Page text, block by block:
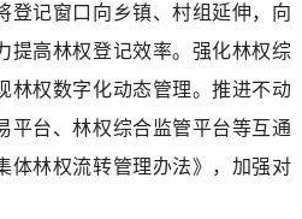
登记窗口向乡镇、村组延伸，向
提高林权登记效率。强化林权综
林权数字化动态管理。推进不动
平台、林权综合监管平台等互通
体林权流转管理办法》，加强对